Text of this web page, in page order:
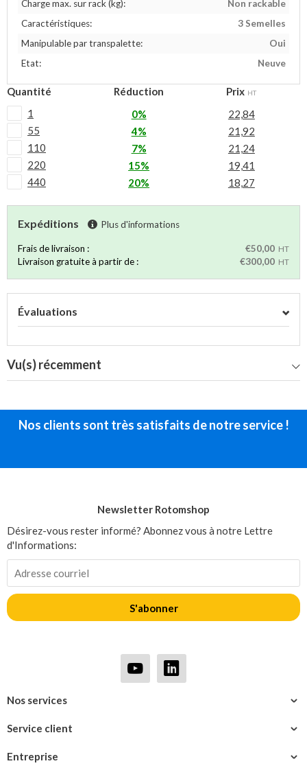
Charge max. sur rack (kg):
Non rackable
Caractéristiques:
3 Semelles
Manipulable par transpalette:
Oui
Etat:
Neuve
Quantité Réduction Prix HT
1 0%
22,84
55
4%
21,92
110
7%
21,24
220
15%
19,41
440
20% 18,27
Expéditions Plus d'informations
Frais de livraison : €50,00 HT
Livraison gratuite à partir de : €300,00 HT
Évaluations
Vu(s) récemment
Nos clients sont très satisfaits de notre service !
Entreprise
Service client
Nos services
Newsletter Rotomshop
Désirez-vous rester informé? Abonnez vous à notre Lettre
d'Informations:
S'abonner